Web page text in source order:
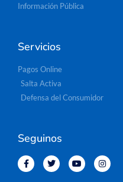
Información Pública
Servicios
Pagos Online
Salta Activa
Defensa del Consumidor
Seguinos